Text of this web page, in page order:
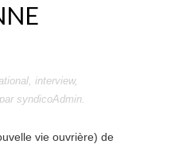
, interview,
par syndicoAdmin.
vie ouvrière) de